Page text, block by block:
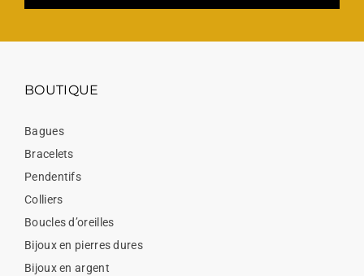
BOUTIQUE
Bagues
Bracelets
Pendentifs
Colliers
Boucles d’oreilles
Bijoux en pierres dures
Bijoux en argent